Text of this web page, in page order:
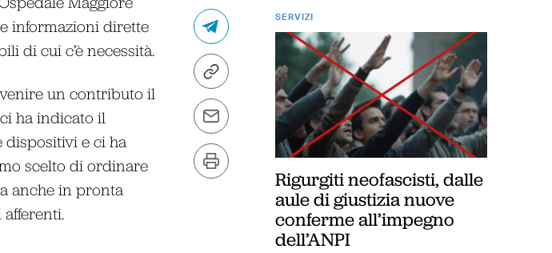
informazioni dirette
di cui c’è necessità.
un contributo il
ha indicato il
e ci ha
scelto di ordinare
anche in pronta
SERVIZI
Rigurgiti neofascisti, dalle
aule di giustizia nuove
conferme all’impegno
dell’ANPI